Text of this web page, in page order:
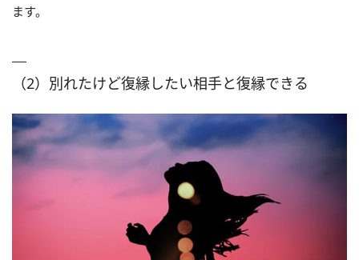
ます。
（2）別れたけど復縁したい相手と復縁できる